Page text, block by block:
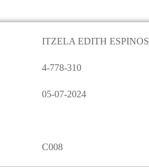
ITZELA EDITH
4-778-310
05-07-2024
C008